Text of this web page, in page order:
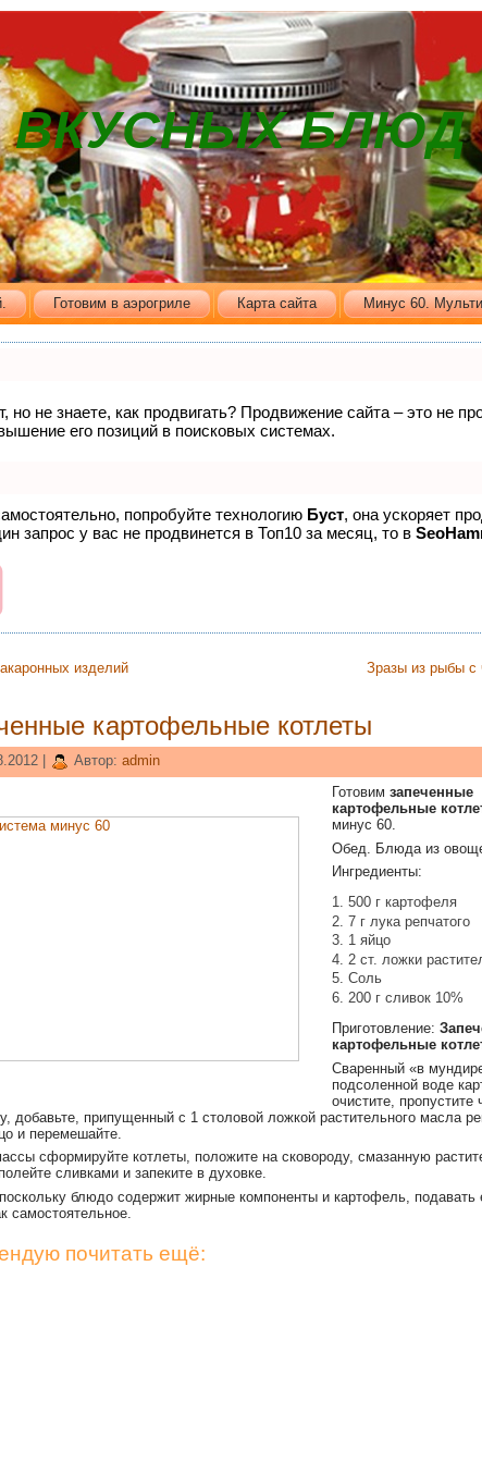
ВКУСНЫХ БЛЮД
Готовим в аэрогриле Карта сайта Минус 60.
но не знаете, как продвигать? Продвижение сайта – это не
его позиций в поисковых системах.
попробуйте технологию Буст, она ускоряет
запрос у вас не продвинется в Топ10 за месяц, то в
изделий Зразы из рыбы с
картофельные котлеты
| Автор: admin
Готовим запеченные
картофельные
минус 60.
Обед. Блюда из
Ингредиенты:
500 г картофеля
7 г лука репчатого
1 яйцо
2 ст. ложки
Соль
200 г сливок 10%
Приготовление:
картофельные
Сваренный «в
подсоленной воде
очистите, пропустите
добавьте, припущенный с 1 столовой ложкой растительного масла
и перемешайте.
сформируйте котлеты, положите на сковороду, смазанную
сливками и запеките в духовке.
блюдо содержит жирные компоненты и картофель, подавать
самостоятельное.
почитать ещё: